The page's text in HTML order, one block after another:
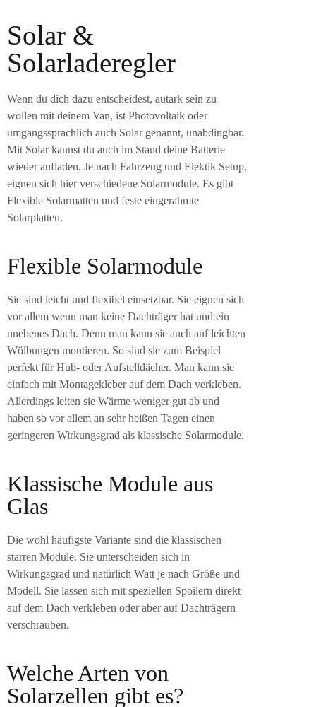
Solar &
Solarladeregler
Wenn du dich dazu entscheidest, autark sein zu
wollen mit deinem Van, ist Photovoltaik oder
umgangssprachlich auch Solar genannt, unabdingbar.
Mit Solar kannst du auch im Stand deine Batterie
wieder aufladen. Je nach Fahrzeug und Elektik Setup,
eignen sich hier verschiedene Solarmodule. Es gibt
Flexible Solarmatten und feste eingerahmte
Solarplatten.
Flexible Solarmodule
Sie sind leicht und flexibel einsetzbar. Sie eignen sich
vor allem wenn man keine Dachträger hat und ein
unebenes Dach. Denn man kann sie auch auf leichten
Wölbungen montieren. So sind sie zum Beispiel
perfekt für Hub- oder Aufstelldächer. Man kann sie
einfach mit Montagekleber auf dem Dach verkleben.
Allerdings leiten sie Wärme weniger gut ab und
haben so vor allem an sehr heißen Tagen einen
geringeren Wirkungsgrad als klassische Solarmodule.
Klassische Module aus
Glas
Die wohl häufigste Variante sind die klassischen
starren Module. Sie unterscheiden sich in
Wirkungsgrad und natürlich Watt je nach Größe und
Modell. Sie lassen sich mit speziellen Spoilern direkt
auf dem Dach verkleben oder aber auf Dachträgern
verschrauben.
Welche Arten von
Solarzellen gibt es?